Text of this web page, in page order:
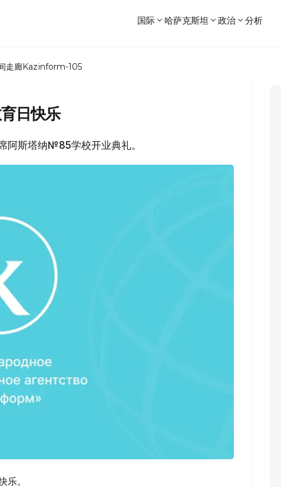
国际 哈萨克斯坦 政治 分析
走廊Kazinform-105
日快乐
阿斯塔纳№85学校开业典礼。
乐。